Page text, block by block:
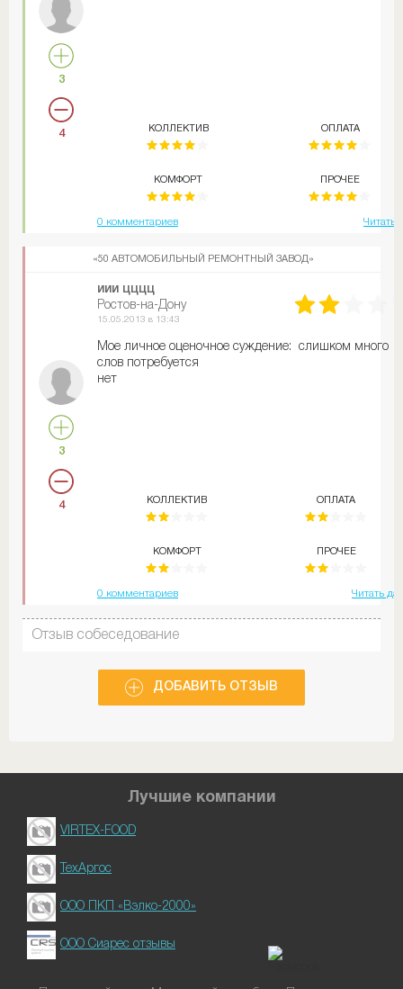
3
4 КОЛЛЕКТИВ
КОМФОРТ
ОПЛАТА
ПРОЧЕЕ
0 комментариев Читать
«50 АВТОМОБИЛЬНЫЙ РЕМОНТНЫЙ ЗАВОД»
3
4
иии цццц
Ростов-на-Дону
15.05.2013 в 13:43
Мое личное оценочное суждение: слишком много
слов потребуется
нет
КОЛЛЕКТИВ
КОМФОРТ
ОПЛАТА
ПРОЧЕЕ
0 комментариев Читать
Отзыв собеседование
ДОБАВИТЬ ОТЗЫВ
Лучшие компании
VIRTEX-FOOD
ТехАргос
ООО ПКП «Вэлко-2000»
ООО Сиарес отзывы